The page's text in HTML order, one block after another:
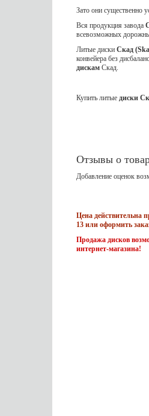
Зато они существенно
Вся продукция завода
всевозможных
Литые диски Скад
конвейера без
дискам Скад.
Купить литые диски
Отзывы о
Добавление оценок
Цена действительна
13 или оформить
Продажа дисков
интернет-магазина!